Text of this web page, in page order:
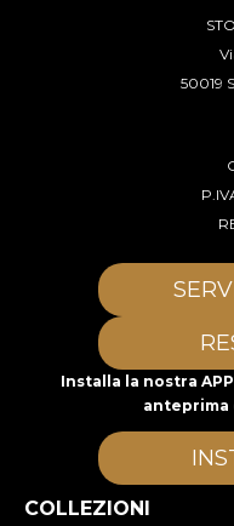
50019
Installa la nostra
anteprima
COLLEZIONI